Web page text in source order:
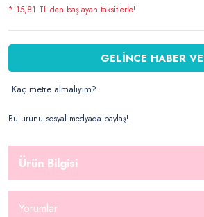
* 15,81 TL den başlayan taksitlerle!
GELİNCE HABER
Kaç metre almalıyım?
Bu ürünü sosyal medyada paylaş!
Ürün Bilgisi
Yorumlar